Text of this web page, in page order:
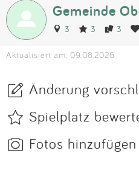
Gemeinde
3 3 3
Aktualisiert am: 09.08.2026
Änderung
Spielplatz
Fotos hinzufügen